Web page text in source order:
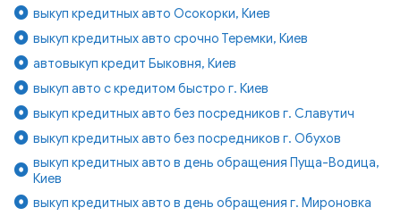
выкуп кредитных авто Осокорки, Киев
выкуп кредитных авто срочно Теремки, Киев
автовыкуп кредит Быковня, Киев
выкуп авто с кредитом быстро г. Киев
выкуп кредитных авто без посредников г. Славутич
выкуп кредитных авто без посредников г. Обухов
выкуп кредитных авто в день обращения Пуща-Водица,
Киев
выкуп кредитных авто в день обращения г. Мироновка